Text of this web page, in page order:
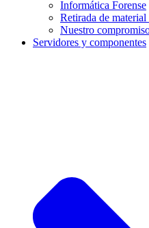
Informática Forense
Retirada de
Nuestro
Servidores y componentes